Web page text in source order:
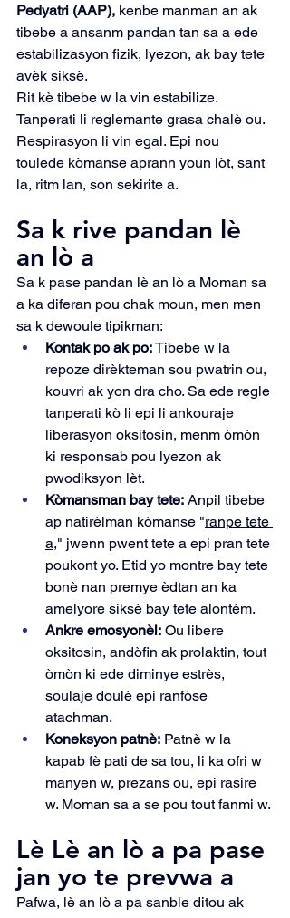
Pedyatri (AAP), kenbe manman an ak
tibebe a ansanm pandan tan sa a ede
estabilizasyon fizik, lyezon, ak bay tete
avèk siksè.
Rit kè tibebe w la vin estabilize.
Tanperati li reglemante grasa chalè ou.
Respirasyon li vin egal. Epi nou
toulede kòmanse aprann youn lòt, sant
la, ritm lan, son sekirite a.
Sa k rive pandan lè
an lò a
Sa k pase pandan lè an lò a Moman sa
a ka diferan pou chak moun, men men
sa k dewoule tipikman:
Kontak po ak po: Tibebe w la
repoze dirèkteman sou pwatrin ou,
kouvri ak yon dra cho. Sa ede regle
tanperati kò li epi li ankouraje
liberasyon oksitosin, menm òmòn
ki responsab pou lyezon ak
pwodiksyon lèt.
Kòmansman bay tete: Anpil tibebe
ap natirèlman kòmanse "ranpe tete
a," jwenn pwent tete a epi pran tete
poukont yo. Etid yo montre bay tete
bonè nan premye èdtan an ka
amelyore siksè bay tete alontèm.
Ankre emosyonèl: Ou libere
oksitosin, andòfin ak prolaktin, tout
òmòn ki ede diminye estrès,
soulaje doulè epi ranfòse
atachman.
Koneksyon patnè: Patnè w la
kapab fè pati de sa tou, li ka ofri w
manyen w, prezans ou, epi rasire
w. Moman sa a se pou tout fanmi w.
Lè Lè an lò a pa pase
jan yo te prevwa a
Pafwa, lè an lò a pa sanble ditou ak